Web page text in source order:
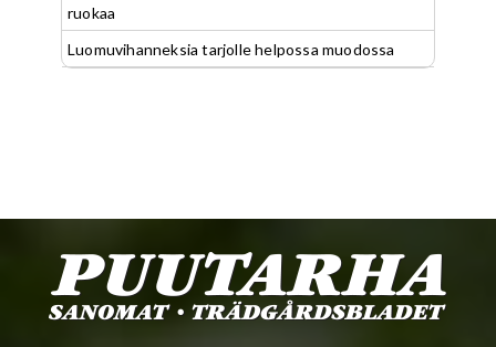
ruokaa
Luomuvihanneksia tarjolle helpossa muodossa